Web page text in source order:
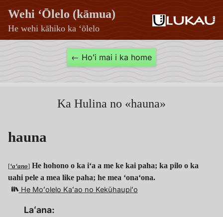
Wehi ʻŌlelo (kāmua)
He wehi kāhiko ka ʻōlelo
← Hoʻi mai i ka home
Ka Hulina no «hauna»
hauna
[ʻaʻano] He hohono o ka iʻa a me ke kai paha; ka pilo o ka
uahi pele a mea like paha; he mea ʻonaʻona.
He Moʻolelo Kaʻao no Kekūhaupiʻo
Laʻana: